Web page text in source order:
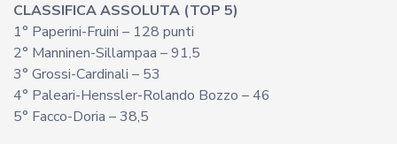
CLASSIFICA ASSOLUTA (TOP 5)
1° Paperini-Fruini – 128 punti
2° Manninen-Sillampaa – 91,5
3° Grossi-Cardinali – 53
4° Paleari-Henssler-Rolando Bozzo – 46
5° Facco-Doria – 38,5